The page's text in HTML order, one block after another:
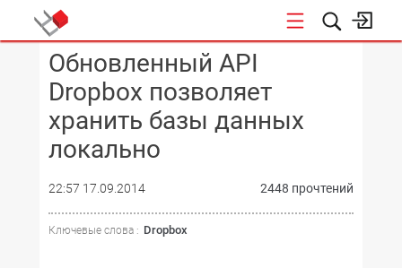
КОНФЕРЕНЦИИ
Обновленный API
Dropbox позволяет
хранить базы данных
локально
22:57 17.09.2014 2448 прочтений
Ключевые слова : Dropbox